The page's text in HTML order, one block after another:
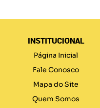
INSTITUCIONAL
Página Inicial
Fale Conosco
Mapa do Site
Quem Somos